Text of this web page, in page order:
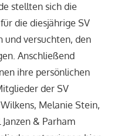
stellten sich die
die diesjährige SV
und versuchten, den
Anschließend
ihre persönlichen
der SV
Melanie Stein,
& Parham